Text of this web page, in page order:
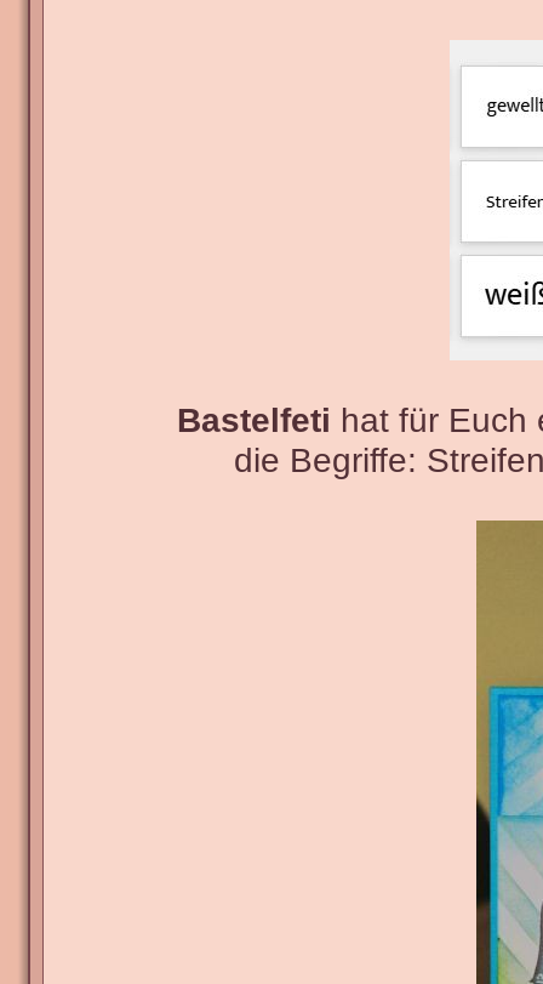
Bastelfeti hat für Euch
die Begriffe: